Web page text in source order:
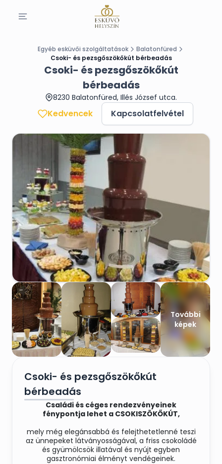
Egyéb esküvői szolgáltatások
Balatonfüred
Csoki- és pezsgőszökőkút bérbeadás
Csoki- és pezsgőszökőkút
bérbeadás
8230 Balatonfüred, Illés József utca.
Kedvencek Kapcsolatfelvétel
További
képek
Csoki- és pezsgőszökőkút
bérbeadás
Családi és céges rendezvényeinek
fénypontja lehet a CSOKISZÖKŐKÚT,
mely még elegánsabbá és felejthetetlenné teszi
az ünnepeket látványosságával, a friss csokoládé
és gyümölcsök illatával és nyújt egyben
gasztronómiai élményt vendégeinek.